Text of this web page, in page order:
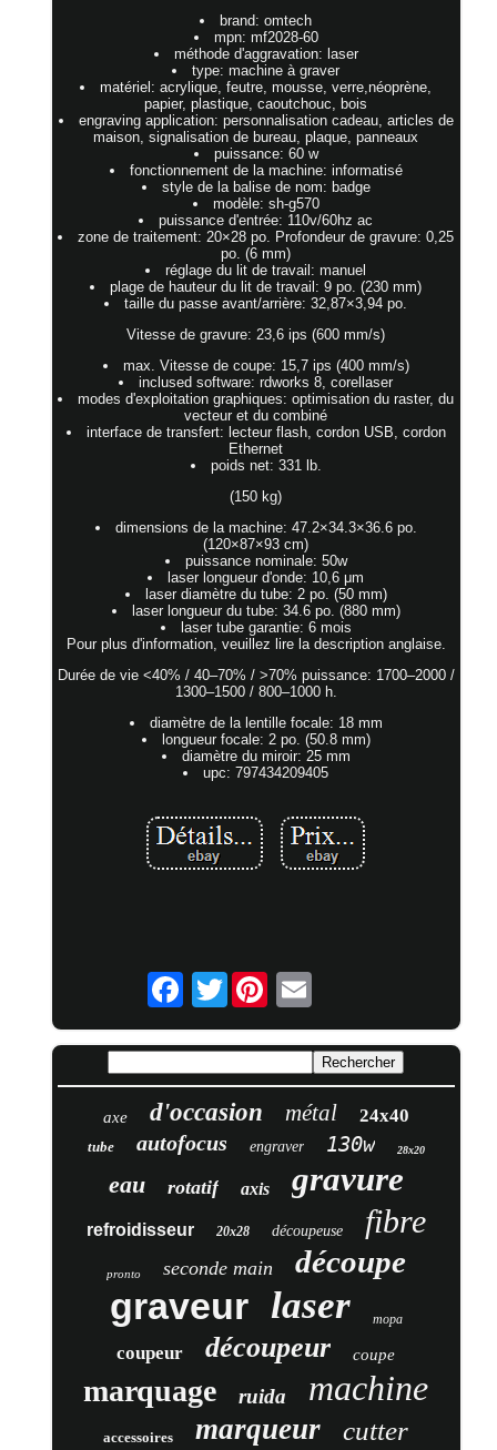
brand: omtech
mpn: mf2028-60
méthode d'aggravation: laser
type: machine à graver
matériel: acrylique, feutre, mousse, verre,néoprène,
papier, plastique, caoutchouc, bois
engraving application: personnalisation cadeau, articles de
maison, signalisation de bureau, plaque, panneaux
puissance: 60 w
fonctionnement de la machine: informatisé
style de la balise de nom: badge
modèle: sh-g570
puissance d'entrée: 110v/60hz ac
zone de traitement: 20×28 po. Profondeur de gravure: 0,25
po. (6 mm)
réglage du lit de travail: manuel
plage de hauteur du lit de travail: 9 po. (230 mm)
taille du passe avant/arrière: 32,87×3,94 po.
Vitesse de gravure: 23,6 ips (600 mm/s)
max. Vitesse de coupe: 15,7 ips (400 mm/s)
inclused software: rdworks 8, corellaser
modes d'exploitation graphiques: optimisation du raster, du
vecteur et du combiné
interface de transfert: lecteur flash, cordon USB, cordon
Ethernet
poids net: 331 lb.
(150 kg)
dimensions de la machine: 47.2×34.3×36.6 po.
(120×87×93 cm)
puissance nominale: 50w
laser longueur d'onde: 10,6 μm
laser diamètre du tube: 2 po. (50 mm)
laser longueur du tube: 34.6 po. (880 mm)
laser tube garantie: 6 mois
Pour plus d'information, veuillez lire la description anglaise.
Durée de vie <40% / 40–70% / >70% puissance: 1700–2000 /
1300–1500 / 800–1000 h.
diamètre de la lentille focale: 18 mm
longueur focale: 2 po. (50.8 mm)
diamètre du miroir: 25 mm
upc: 797434209405
Twitter
axe d'occasion métal 24x40
tube autofocus engraver 130w 28x20
eau rotatif axis gravure
refroidisseur 20x28 découpeuse fibre
pronto seconde main découpe
graveur laser mopa
coupeur découpeur coupe
marquage ruida machine
accessoires marqueur cutter